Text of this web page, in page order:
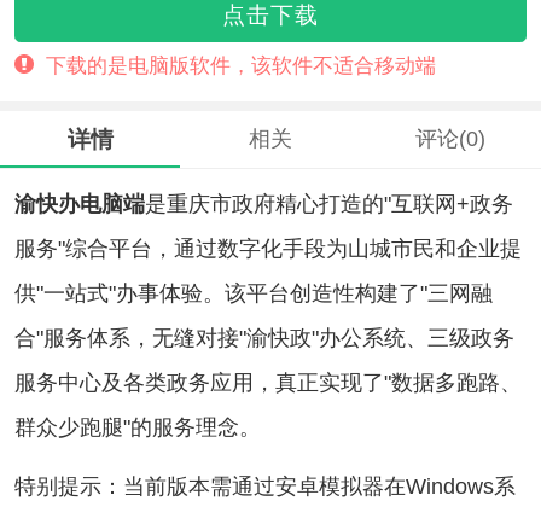
点击下载
下载的是电脑版软件，该软件不适合移动端
详情 相关 评论(0)
渝快办电脑端是重庆市政府精心打造的"互联网+政务
服务"综合平台，通过数字化手段为山城市民和企业提
供"一站式"办事体验。该平台创造性构建了"三网融
合"服务体系，无缝对接"渝快政"办公系统、三级政务
服务中心及各类政务应用，真正实现了"数据多跑路、
群众少跑腿"的服务理念。
特别提示：当前版本需通过安卓模拟器在Windows系